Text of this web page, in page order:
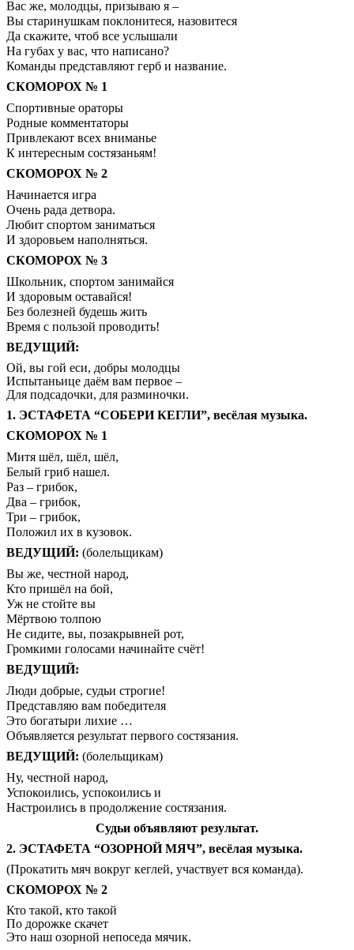
Вас же, молодцы, призываю я –
Вы старинушкам поклонитеся, назовитеся
Да скажите, чтоб все услышали
На губах у вас, что написано?
Команды представляют герб и название.
СКОМОРОХ № 1
Спортивные ораторы
Родные комментаторы
Привлекают всех вниманье
К интересным состязаньям!
СКОМОРОХ № 2
Начинается игра
Очень рада детвора.
Любит спортом заниматься
И здоровьем наполняться.
СКОМОРОХ № 3
Школьник, спортом занимайся
И здоровым оставайся!
Без болезней будешь жить
Время с пользой проводить!
ВЕДУЩИЙ:
Ой, вы гой еси, добры молодцы
Испытаньице даём вам первое –
Для подсадочки, для разминочки.
1. ЭСТАФЕТА “СОБЕРИ КЕГЛИ”, весёлая музыка.
СКОМОРОХ № 1
Митя шёл, шёл, шёл,
Белый гриб нашел.
Раз – грибок,
Два – грибок,
Три – грибок,
Положил их в кузовок.
ВЕДУЩИЙ: (болельщикам)
Вы же, честной народ,
Кто пришёл на бой,
Уж не стойте вы
Мёртвою толпою
Не сидите, вы, позакрывней рот,
Громкими голосами начинайте счёт!
ВЕДУЩИЙ:
Люди добрые, судьи строгие!
Представляю вам победителя
Это богатыри лихие …
Объявляется результат первого состязания.
ВЕДУЩИЙ: (болельщикам)
Ну, честной народ,
Успокоились, успокоились и
Настроились в продолжение состязания.
Судьи объявляют результат.
2. ЭСТАФЕТА “ОЗОРНОЙ МЯЧ”, весёлая музыка.
(Прокатить мяч вокруг кеглей, участвует вся команда).
СКОМОРОХ № 2
Кто такой, кто такой
По дорожке скачет
Это наш озорной непоседа мячик.